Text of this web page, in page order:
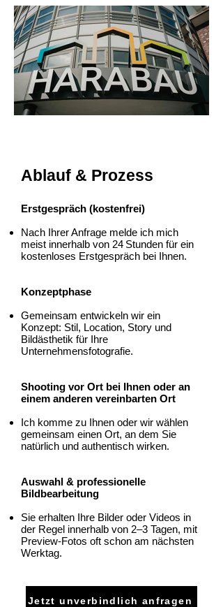
Ablauf & Prozess
Erstgespräch (kostenfrei)
Nach Ihrer Anfrage melde ich mich
meist innerhalb von 24 Stunden für ein
kostenloses Erstgespräch bei Ihnen.
Konzeptphase
Gemeinsam entwickeln wir ein
Konzept: Stil, Location, Story und
Bildästhetik für Ihre
Unternehmensfotografie.
Shooting vor Ort bei Ihnen oder an
einem anderen vereinbarten Ort
Ich komme zu Ihnen oder wir wählen
gemeinsam einen Ort, an dem Sie
natürlich und authentisch wirken.
Auswahl & professionelle
Bildbearbeitung
Sie erhalten Ihre Bilder oder Videos in
der Regel innerhalb von 2–3 Tagen, mit
Preview-Fotos oft schon am nächsten
Werktag.
Jetzt unverbindlich anfragen